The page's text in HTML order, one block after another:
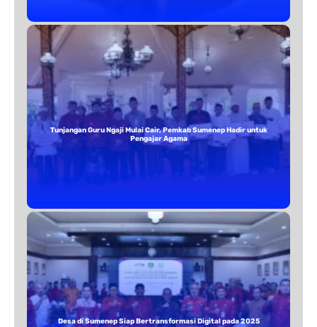
Tunjangan Guru Ngaji Mulai Cair, Pemkab Sumenep Hadir untuk
Pengajar Agama
Desa di Sumenep Siap Bertransformasi Digital pada 2025